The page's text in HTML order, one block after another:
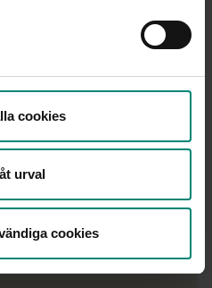
cookies
urval
cookies
.
bankkonton för en